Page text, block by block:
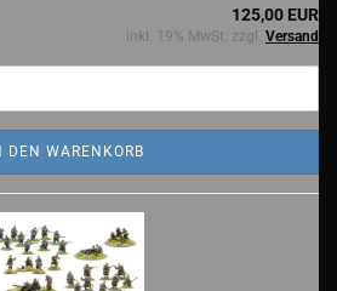
125,00 EUR
inkl. 19% MwSt. zzgl. Versand
DEN WARENKORB